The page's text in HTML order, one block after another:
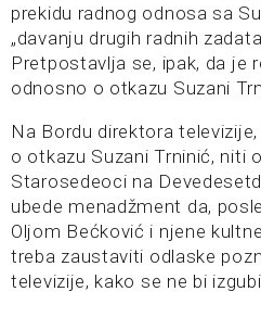
prekidu radnog odnosa sa
„davanju drugih radnih
Pretpostavlja se, ipak, da je
odnosno o otkazu Suzani
Na Bordu direktora
o otkazu Suzani Trninić, niti
Starosedeoci na
ubede menadžment da,
Oljom Bećković i njene
treba zaustaviti odlaske
televizije, kako se ne bi